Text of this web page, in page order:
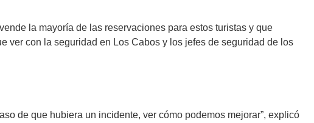
la mayoría de las reservaciones para estos turistas y que
ver con la seguridad en Los Cabos y los jefes de seguridad de los
de que hubiera un incidente, ver cómo podemos mejorar”, explicó